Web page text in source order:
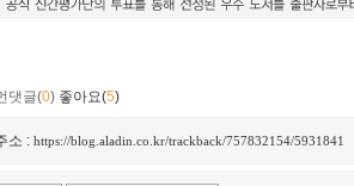
댓글(0) 좋아요(5)
소 : https://blog.aladin.co.kr/trackback/757832154/5931841